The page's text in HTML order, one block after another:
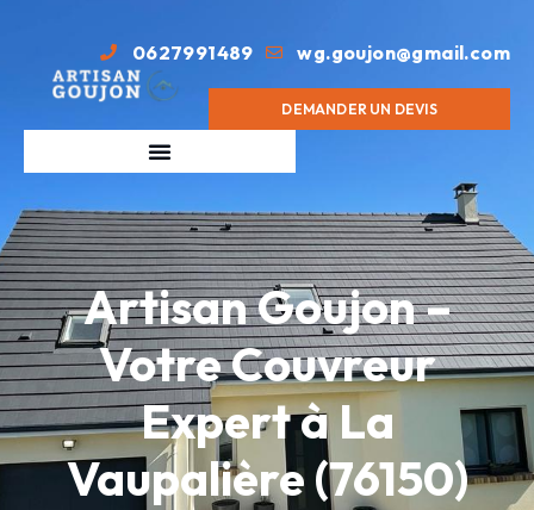
0627991489 wg.goujon@gmail.com
DEMANDER UN DEVIS
Artisan Goujon –
Votre Couvreur
Expert à La
Vaupalière (76150)